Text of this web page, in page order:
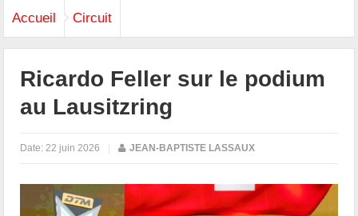
Accueil Circuit
Ricardo Feller sur le podium
au Lausitzring
Date: 22 juin 2026 | JEAN-BAPTISTE LASSAUX